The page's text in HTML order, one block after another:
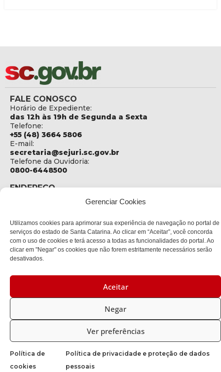
Gerenciar Cookies
Utilizamos cookies para aprimorar sua experiência de navegação no portal de
serviços do estado de Santa Catarina. Ao clicar em “Aceitar”, você concorda
com o uso de cookies e terá acesso a todas as funcionalidades do portal. Ao
clicar em "Negar" os cookies que não forem estritamente necessários serão
desativados.
Aceitar
Negar
Ver preferências
Política de
cookies
Política de privacidade e proteção de dados
pessoais
FALE CONOSCO
Horário de Expediente:
das 12h às 19h de Segunda a Sexta
Telefone:
+55 (48) 3664 5806
E-mail:
secretaria@sejuri.sc.gov.br
Telefone da Ouvidoria:
0800-6448500
ENDEREÇO
SEJURI - Secretaria de Estado de Justiça e Reintegração
Rua Fúlvio Aducci, 1214 - Loja 06
Bairro:
Estreito - Florianópolis - SC
CEP:
88075-000
Copyright © 2023 Todos os Direitos Reservados SC - Governo de
Desenvolvedor: CIASC